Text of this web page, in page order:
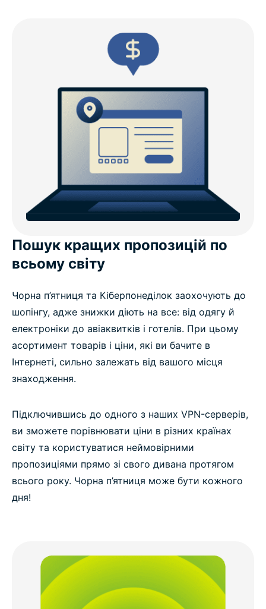
Пошук кращих пропозицій по
всьому світу
Чорна п’ятниця та Кіберпонеділок заохочують до
шопінгу, адже знижки діють на все: від одягу й
електроніки до авіаквитків і готелів. При цьому
асортимент товарів і ціни, які ви бачите в
Інтернеті, сильно залежать від вашого місця
знаходження.
Підключившись до одного з наших VPN-серверів,
ви зможете порівнювати ціни в різних країнах
світу та користуватися неймовірними
пропозиціями прямо зі свого дивана протягом
всього року. Чорна п’ятниця може бути кожного
дня!